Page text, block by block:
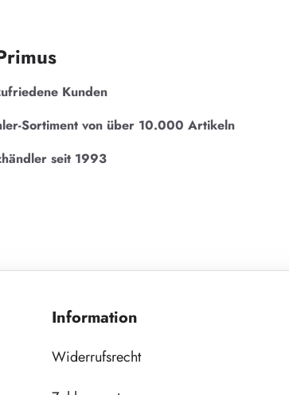
Kunden
Sortiment von über 10.000 Artikeln
seit 1993
Information
Widerrufsrecht